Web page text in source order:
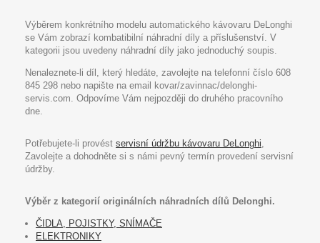
Výběrem konkrétního modelu automatického kávovaru DeLonghi
se Vám zobrazí kombatibilní náhradní díly a příslušenství. V
kategorii jsou uvedeny náhradní díly jako jednoduchý soupis.
Nenaleznete-li díl, který hledáte, zavolejte na telefonní číslo 608
845 298 nebo napište na email kovar/zavinnac/delonghi-
servis.com. Odpovíme Vám nejpozději do druhého pracovního
dne.
Potřebujete-li provést servisní údržbu kávovaru DeLonghi,
Zavolejte a dohodněte si s námi pevný termín provedení servisní
údržby.
Výběr z kategorií originálních náhradních dílů Delonghi.
ČIDLA, POJISTKY, SNÍMAČE
ELEKTRONIKY